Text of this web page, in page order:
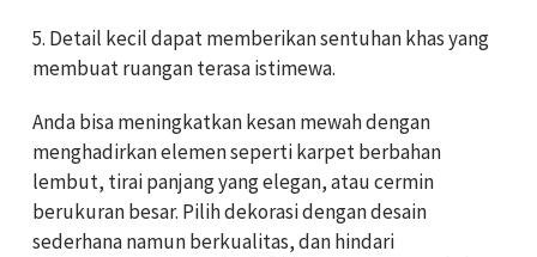
5. Detail kecil dapat memberikan sentuhan khas yang
membuat ruangan terasa istimewa.
Anda bisa meningkatkan kesan mewah dengan
menghadirkan elemen seperti karpet berbahan
lembut, tirai panjang yang elegan, atau cermin
berukuran besar. Pilih dekorasi dengan desain
sederhana namun berkualitas, dan hindari